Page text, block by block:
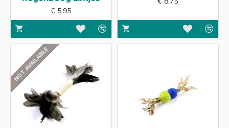
€ 5.95
NOT AVAILABLE